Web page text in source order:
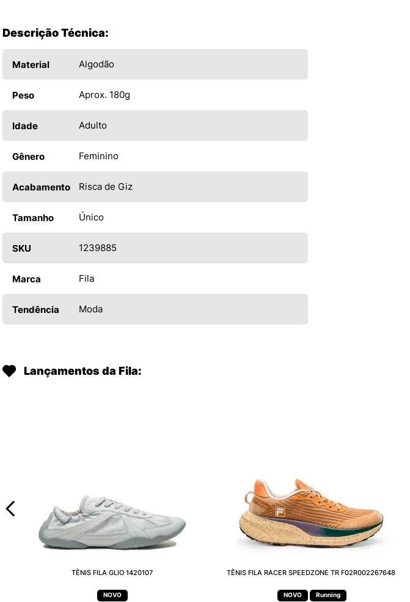
Descrição Técnica:
Material Algodão
Peso Aprox. 180g
Idade Adulto
Gênero Feminino
Acabamento Risca de Giz
Tamanho Único
SKU 1239885
Marca Fila
Tendência Moda
Lançamentos da Fila:
TÊNIS FILA GLIO 1420107 TÊNIS FILA RACER SPEEDZONE TR F02R002267648
Running